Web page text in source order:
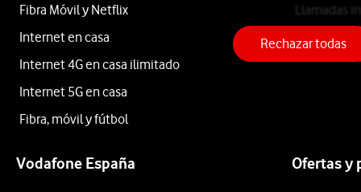
Profesional
Helios
Fibra Móvil y Netflix
Internet en casa
Internet 4G en casa ilimitado
Internet 5G en casa
Fibra, móvil y fútbol
Llamadas
Teléfono fijo
Vodafone España Ofertas y
Rechazar todas